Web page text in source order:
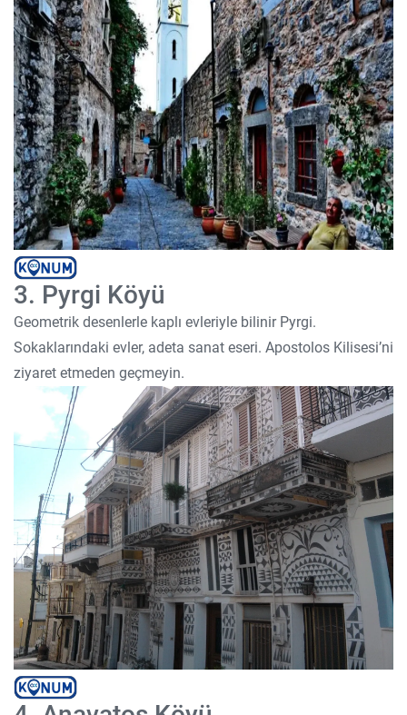
3. Pyrgi Köyü
Geometrik desenlerle kaplı evleriyle bilinir Pyrgi.
Sokaklarındaki evler, adeta sanat eseri. Apostolos Kilisesi’ni
ziyaret etmeden geçmeyin.